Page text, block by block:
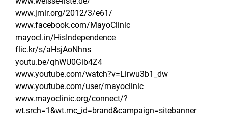
www.jmir.org/2012/3/e61/
www.facebook.com/MayoClinic
mayocl.in/HisIndependence
flic.kr/s/aHsjAoNhns
youtu.be/qhWU0Gib4Z4
www.youtube.com/watch?v=Lirwu3b1_dw
www.youtube.com/user/mayoclinic
www.mayoclinic.org/connect/?
wt.srch=1&wt.mc_id=brand&campaign=sitebanner